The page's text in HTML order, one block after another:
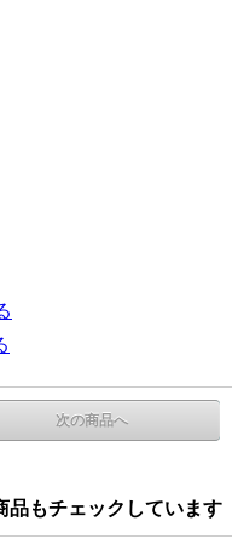
次の商品へ
品もチェックしています